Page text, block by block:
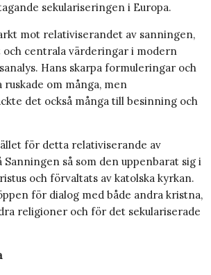
sekulariseringen i Europa.
mot relativiserandet av sanningen,
och centrala värderingar i modern
Hans skarpa formuleringar och
om många, men
det också många till besinning och
för detta relativiserande av
Sanningen så som den uppenbarat sig i
och förvaltats av katolska kyrkan.
för dialog med både andra kristna,
religioner och för det sekulariserade